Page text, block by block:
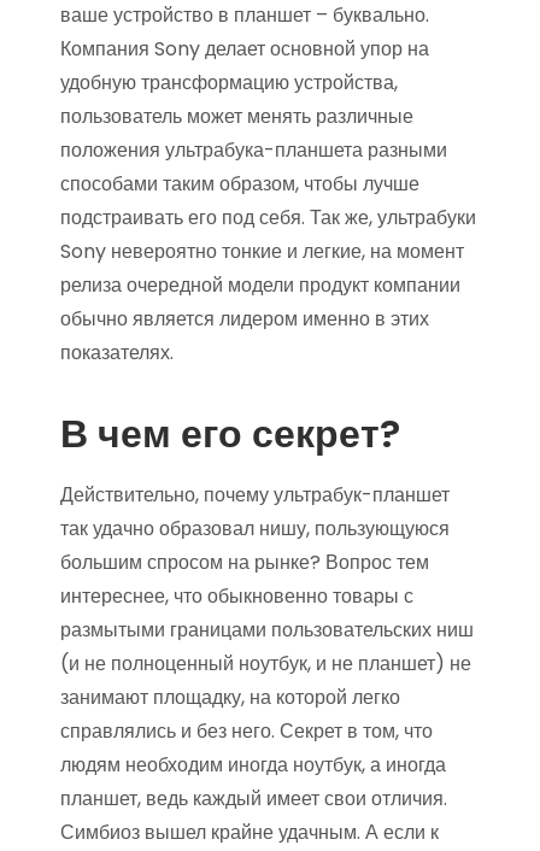
ваше устройство в планшет – буквально.
Компания Sony делает основной упор на
удобную трансформацию устройства,
пользователь может менять различные
положения ультрабука-планшета разными
способами таким образом, чтобы лучше
подстраивать его под себя. Так же, ультрабуки
Sony невероятно тонкие и легкие, на момент
релиза очередной модели продукт компании
обычно является лидером именно в этих
показателях.
В чем его секрет?
Действительно, почему ультрабук-планшет
так удачно образовал нишу, пользующуюся
большим спросом на рынке? Вопрос тем
интереснее, что обыкновенно товары с
размытыми границами пользовательских ниш
(и не полноценный ноутбук, и не планшет) не
занимают площадку, на которой легко
справлялись и без него. Секрет в том, что
людям необходим иногда ноутбук, а иногда
планшет, ведь каждый имеет свои отличия.
Симбиоз вышел крайне удачным. А если к